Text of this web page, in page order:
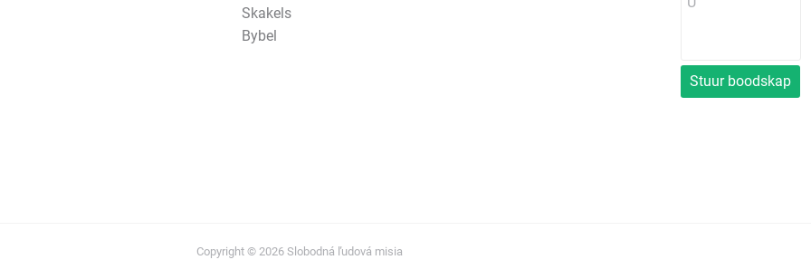
Skakels
Bybel
Stuur boodskap
Copyright © 2026 Slobodná ľudová misia